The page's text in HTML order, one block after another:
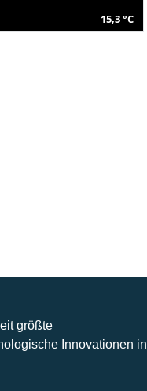
15,3 °C
größte
Innovationen in